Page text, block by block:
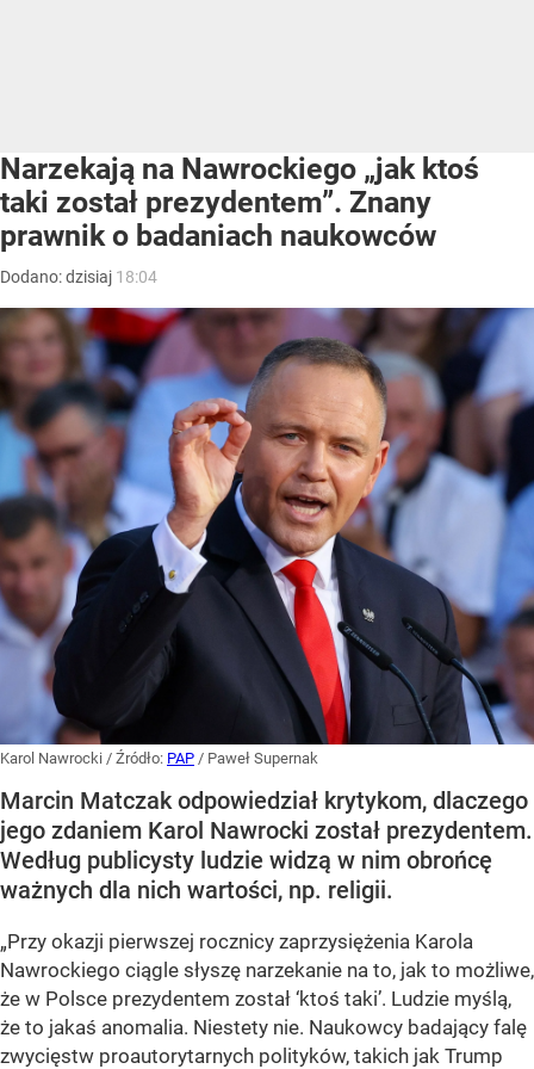
Narzekają na Nawrockiego „jak ktoś
taki został prezydentem”. Znany
prawnik o badaniach naukowców
Dodano:dzisiaj 18:04
Karol Nawrocki / Źródło: PAP / Paweł Supernak
Marcin Matczak odpowiedział krytykom, dlaczego
jego zdaniem Karol Nawrocki został prezydentem.
Według publicysty ludzie widzą w nim obrońcę
ważnych dla nich wartości, np. religii.
„Przy okazji pierwszej rocznicy zaprzysiężenia Karola
Nawrockiego ciągle słyszę narzekanie na to, jak to możliwe,
że w Polsce prezydentem został ‘ktoś taki’. Ludzie myślą,
że to jakaś anomalia. Niestety nie. Naukowcy badający falę
zwycięstw proautorytarnych polityków, takich jak Trump